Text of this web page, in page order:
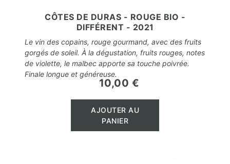
CÔTES DE DURAS - ROUGE BIO -
DIFFÉRENT - 2021
Le vin des copains, rouge gourmand, avec des fruits
gorgés de soleil. À la dégustation, fruits rouges, notes
de violette, le malbec apporte sa touche poivrée.
Finale longue et généreuse.
Prix
10,00 €
AJOUTER AU
PANIER